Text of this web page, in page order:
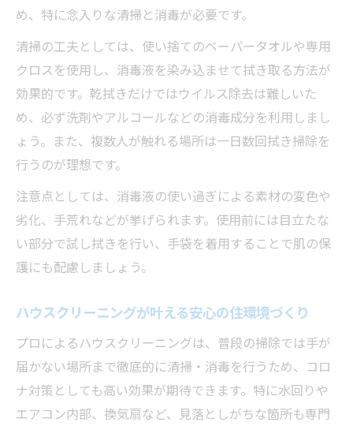
め、特に念入りな清掃と消毒が必要です。
清掃の工夫としては、使い捨てのペーパータオルや専用
クロスを使用し、消毒液を染み込ませて拭き取る方法が
効果的です。乾拭きだけではウイルス除去は難しいた
め、必ず洗剤やアルコールなどの消毒成分を利用しまし
ょう。また、複数人が触れる場所は一日数回拭き掃除を
行うのが理想です。
注意点としては、消毒液の使い過ぎによる素材の変色や
劣化、手荒れなどが挙げられます。使用前には目立たな
い部分で試し拭きを行い、手袋を着用することで肌の保
護にも配慮しましょう。
ハウスクリーニングが叶える安心の住環境づくり
プロによるハウスクリーニングは、普段の掃除では手が
届かない場所まで徹底的に清掃・消毒を行うため、コロ
ナ対策としても高い効果が期待できます。特に水回りや
エアコン内部、換気扇など、見落としがちな箇所も専門